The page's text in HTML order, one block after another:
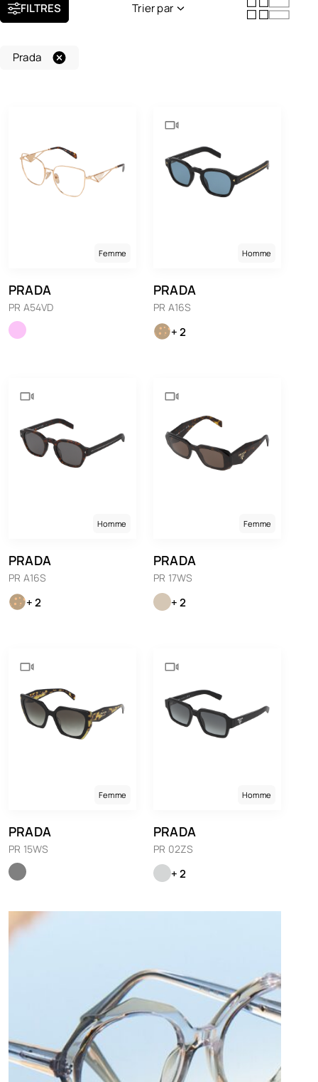
FILTRES Trier par
Prada
Femme
PRADA
PR A54VD
Homme
PRADA
PR A16S
+ 2
Homme
PRADA
PR A16S
+ 2
Femme
PRADA
PR 17WS
+ 2
Femme
PRADA
PR 15WS
Homme
PRADA
PR 02ZS
+ 2